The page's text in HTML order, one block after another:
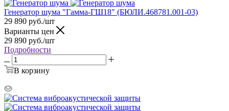
Генератор шума "Гамма-ГШ18" (БЮЛИ.468781.001-03)
29 890 руб./шт
Варианты цен
29 890 руб./шт
Подробности
В корзину